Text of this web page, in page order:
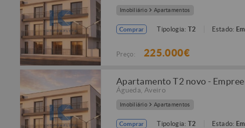
Imobiliário Apartamentos
Comprar Tipologia: T2 Estado:
Preço: 225.000€
Apartamento T2 novo -
Águeda Aveiro
Imobiliário Apartamentos
Comprar Tipologia: T2 Estado: